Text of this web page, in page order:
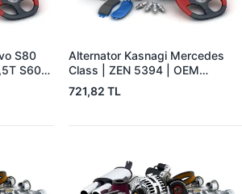
S80
S60
|
Alternator Kasnagi Mercedes
Class | ZEN 5394 | OEM
01221AA7V0
721,82 TL